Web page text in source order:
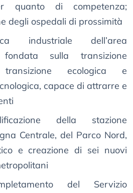
quanto di competenza;
degli ospedali di prossimità
industriale dell’area
fondata sulla transizione
ecologica e
capace di attrarre e
della stazione
Centrale, del Parco Nord,
e creazione di sei nuovi
del Servizio